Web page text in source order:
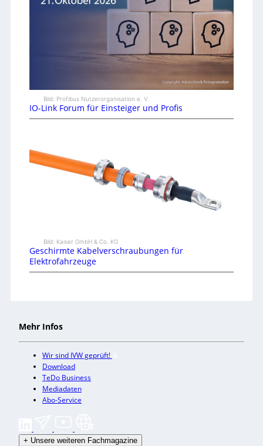
Bild: Profibus Nutzerorganisation e. V.
IO-Link Forum für Einsteiger und Profis
Bild: Kaiser GmbH & Co. KG
Geschirmte Kabelverschraubungen für
Elektrofahrzeuge
Mehr Infos
Wir sind IVW geprüft!
Download
TeDo Business
Mediadaten
Abo-Service
+ Unsere weiteren Fachmagazine